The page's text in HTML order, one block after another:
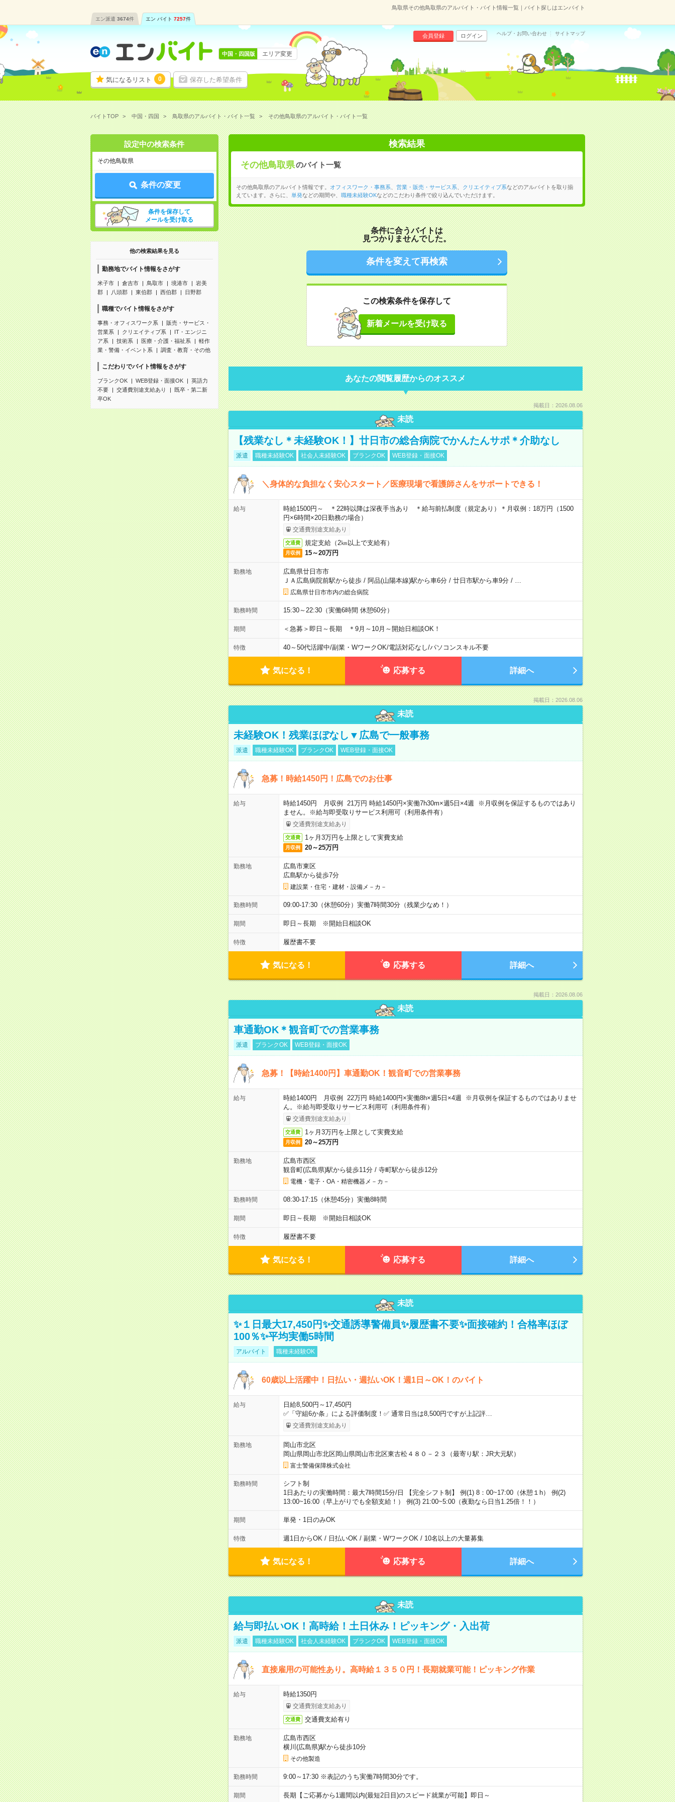
鳥取県その他鳥取県のアルバイト・バイト情報一覧｜バイト探しはエンバイト
エン派遣 3674件 エン バイト 7257件
気になるリスト 0 保存した希望条件
会員登録 ログイン ヘルプ・お問い合わせ サイトマップ
中国・四国版 エリア変更
バイトTOP 中国・四国 鳥取県のアルバイト・バイト一覧 その他鳥取県のアルバイト・バイト一覧
設定中の検索条件
その他鳥取県
条件の変更
条件を保存して
メールを受け取る
他の検索結果を見る
勤務地でバイト情報をさがす
米子市 倉吉市 鳥取市 境港市
岩美
郡
八頭郡 東伯郡 西伯郡 日野郡
職種でバイト情報をさがす
事務・オフィスワーク系
販売・サービス・
営業系
クリエイティブ系
IT・エンジニ
ア系
技術系 医療・介護・福祉系
軽作
業・警備・イベント系
調査・教育・その他
こだわりでバイト情報をさがす
ブランクOK WEB登録・面接OK
英語力
不要
交通費別途支給あり
既卒・第二新
卒OK
検索結果
その他鳥取県のバイト一覧
その他鳥取県のアルバイト情報です。 オフィスワーク・事務系 営業・販売・サービス系 クリエイティブ系などのアルバイトを取り揃
えています。さらに、
単発などの期間や、 職種未経験OKなどのこだわり条件で絞り込んでいただけます。
条件に合うバイトは
見つかりませんでした。
条件を変えて再検索
この検索条件を保存して
新着メールを受け取る
あなたの閲覧履歴からのオススメ
掲載日：2026.08.06
未読
【残業なし＊未経験OK！】廿日市の総合病院でかんたんサポ＊介助なし
派遣 職種未経験OK 社会人未経験OK ブランクOK WEB登録・面接OK
＼身体的な負担なく安心スタート／医療現場で看護師さんをサポートできる！
給与
時給1500円～ ＊22時以降は深夜手当あり ＊給与前払制度（規定あり）＊月収例：18万円（1500
円×6時間×20日勤務の場合）
交通費別途支給あり
交通費 規定支給（2㎞以上で支給有）
月収例 15～20万円
勤務地
広島県廿日市市
ＪＡ広島病院前駅から徒歩/ 阿品(山陽本線)駅から車6分/ 廿日市駅から車9分/
広島県廿日市市内の総合病院
勤務時間 15:30～22:30（実働6時間 休憩60分）
期間 ＜急募＞即日～長期 ＊9月～10月～開始日相談OK！
特徴 40～50代活躍中/副業・WワークOK/電話対応なし/パソコンスキル不要
気になる！ 応募する 詳細へ
掲載日：2026.08.06
未読
未経験OK！残業ほぼなし▼広島で一般事務
派遣 職種未経験OK ブランクOK WEB登録・面接OK
急募！時給1450円！広島でのお仕事
給与
時給1450円 月収例 21万円 時給1450円×実働7h30m×週5日×4週 ※月収例を保証するものではあり
ません。※給与即受取りサービス利用可（利用条件有）
交通費別途支給あり
交通費 1ヶ月3万円を上限として実費支給
月収例 20～25万円
勤務地
広島市東区
広島駅から徒歩7分
建設業・住宅・建材・設備メ－カ－
勤務時間 09:00-17:30（休憩60分）実働7時間30分（残業少なめ！）
期間 即日～長期 ※開始日相談OK
特徴 履歴書不要
気になる！ 応募する 詳細へ
掲載日：2026.08.06
未読
車通勤OK＊観音町での営業事務
派遣 ブランクOK WEB登録・面接OK
急募！【時給1400円】車通勤OK！観音町での営業事務
給与
時給1400円 月収例 22万円 時給1400円×実働8h×週5日×4週 ※月収例を保証するものではありませ
ん。※給与即受取りサービス利用可（利用条件有）
交通費別途支給あり
交通費 1ヶ月3万円を上限として実費支給
月収例 20～25万円
勤務地
広島市西区
観音町(広島県)駅から徒歩11分/ 寺町駅から徒歩12分
電機・電子・OA・精密機器メ－カ－
勤務時間 08:30-17:15（休憩45分）実働8時間
期間 即日～長期 ※開始日相談OK
特徴 履歴書不要
気になる！ 応募する 詳細へ
未読
✨１日最大17,450円✨交通誘導警備員✨履歴書不要✨面接確約！合格率ほぼ
100％✨平均実働5時間
アルバイト 職種未経験OK
60歳以上活躍中！日払い・週払いOK！週1日～OK！のバイト
給与
日給8,500円～17,450円
✅「守組6か条」による評価制度！✅ 通常日当は8,500円ですが上記評…
交通費別途支給あり
勤務地
岡山市北区
岡山県岡山市北区岡山県岡山市北区東古松４８０－２３（最寄り駅：JR大元駅）
富士警備保障株式会社
勤務時間
シフト制
1日あたりの実働時間：最大7時間15分/日 【完全シフト制】 例(1) 8：00~17:00（休憩１h） 例(2)
13:00~16:00（早上がりでも全額支給！） 例(3) 21:00~5:00（夜勤なら日当1.25倍！！）
期間 単発・1日のみOK
特徴 週1日からOK / 日払いOK / 副業・WワークOK / 10名以上の大量募集
気になる！ 応募する 詳細へ
未読
給与即払いOK！高時給！土日休み！ピッキング・入出荷
派遣 職種未経験OK 社会人未経験OK ブランクOK WEB登録・面接OK
直接雇用の可能性あり。高時給１３５０円！長期就業可能！ピッキング作業
給与 時給1350円
交通費別途支給あり
交通費 交通費支給有り
勤務地
広島市西区
横川(広島県)駅から徒歩10分
その他製造
勤務時間 9:00～17:30 ※表記のうち実働7時間30分です。
期間 長期【ご応募から1週間以内(最短2日目)のスピード就業が可能】即日～